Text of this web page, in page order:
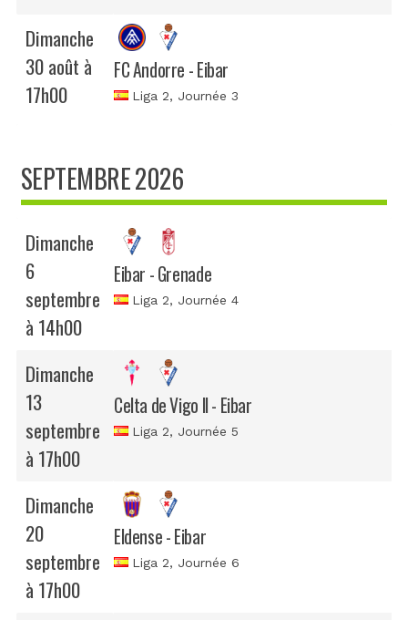
Dimanche
30 août à
17h00
FC Andorre - Eibar
Liga 2, Journée 3
SEPTEMBRE 2026
Dimanche
6
septembre
à 14h00
Eibar - Grenade
Liga 2, Journée 4
Dimanche
13
septembre
à 17h00
Celta de Vigo II - Eibar
Liga 2, Journée 5
Dimanche
20
septembre
à 17h00
Eldense - Eibar
Liga 2, Journée 6